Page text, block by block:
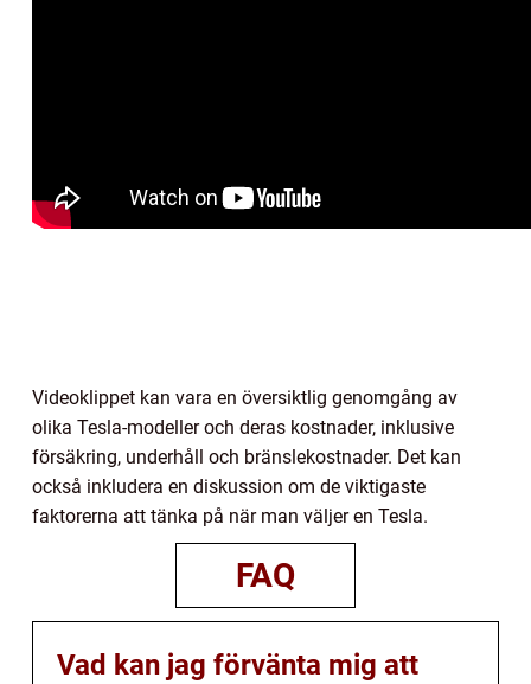
Videoklippet kan vara en översiktlig genomgång av
olika Tesla-modeller och deras kostnader, inklusive
försäkring, underhåll och bränslekostnader. Det kan
också inkludera en diskussion om de viktigaste
faktorerna att tänka på när man väljer en Tesla.
FAQ
Vad kan jag förvänta mig att